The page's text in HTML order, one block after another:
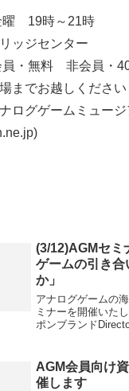
曜 19時～21時
ッジセンター
員・無料 非会員・
までお越しください
ログゲームミュー
(3/12)AGMセミ
ゲームの引き合
か」
アナログゲームの
ミナーを開催いた
ポンブランド
掛けられたらどう
版...
AGM会員向け
催します